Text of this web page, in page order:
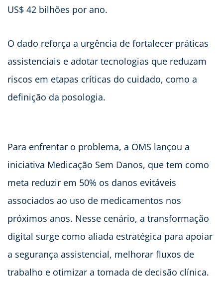
US$ 42 bilhões por ano.
O dado reforça a urgência de fortalecer práticas
assistenciais e adotar tecnologias que reduzam
riscos em etapas críticas do cuidado, como a
definição da posologia.
Para enfrentar o problema, a OMS lançou a
iniciativa Medicação Sem Danos, que tem como
meta reduzir em 50% os danos evitáveis
associados ao uso de medicamentos nos
próximos anos. Nesse cenário, a transformação
digital surge como aliada estratégica para apoiar
a segurança assistencial, melhorar fluxos de
trabalho e otimizar a tomada de decisão clínica.